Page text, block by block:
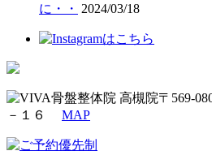
に・・
2024/03/18
〒569-
－１６ MAP